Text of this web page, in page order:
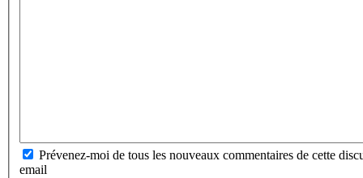
Prévenez-moi de tous les nouveaux commentaires de cette
email